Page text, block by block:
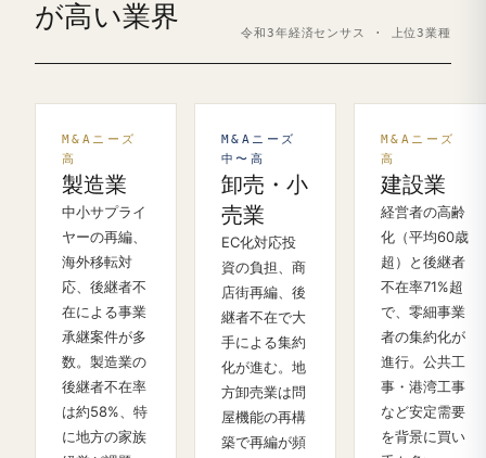
が高い業界
令和3年経済センサス · 上位3業種
M&Aニーズ
高
製造業
中小サプライ
ヤーの再編、
海外移転対
応、後継者不
在による事業
承継案件が多
数。製造業の
後継者不在率
は約58%、特
に地方の家族
M&Aニーズ
中〜高
卸売・小
売業
EC化対応投
資の負担、商
店街再編、後
継者不在で大
手による集約
化が進む。地
方卸売業は問
屋機能の再構
築で再編が頻
M&Aニーズ
高
建設業
経営者の高齢
化（平均60歳
超）と後継者
不在率71%超
で、零細事業
者の集約化が
進行。公共工
事・港湾工事
など安定需要
を背景に買い